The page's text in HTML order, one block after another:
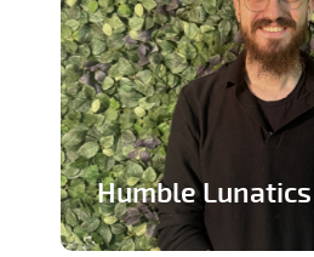
Humble Lunatics